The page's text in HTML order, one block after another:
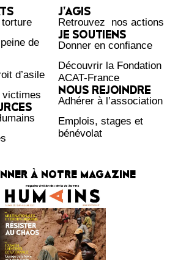
de
d’asile
victimes
J’AGIS
Retrouvez nos actions
JE SOUTIENS
Donner en confiance
Découvrir la Fondation
ACAT-France
NOUS REJOINDRE
Adhérer à l’association
Emplois, stages et
bénévolat
À NOTRE MAGAZINE